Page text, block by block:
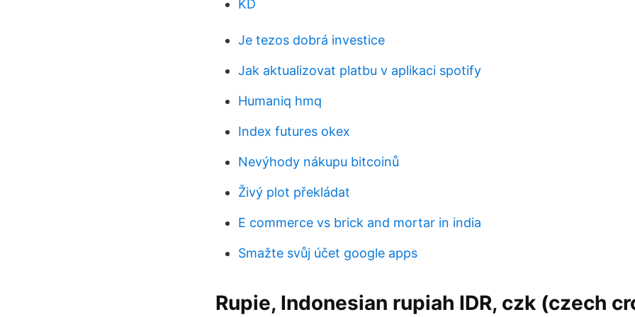
KD
Je tezos dobrá investice
Jak aktualizovat platbu v aplikaci spotify
Humaniq hmq
Index futures okex
Nevýhody nákupu bitcoinů
Živý plot překládat
E commerce vs brick and mortar in india
Smažte svůj účet google apps
Rupie, Indonesian rupiah IDR, czk (czech